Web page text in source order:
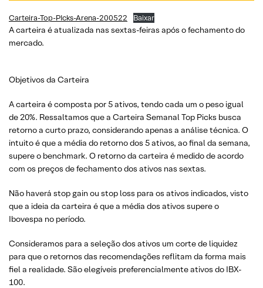
Carteira-Top-PIcks-Arena-200522 Baixar
A carteira é atualizada nas sextas-feiras após o fechamento do
mercado.
Objetivos da Carteira
A carteira é composta por 5 ativos, tendo cada um o peso igual
de 20%. Ressaltamos que a Carteira Semanal Top Picks busca
retorno a curto prazo, considerando apenas a análise técnica. O
intuito é que a média do retorno dos 5 ativos, ao final da semana,
supere o benchmark. O retorno da carteira é medido de acordo
com os preços de fechamento dos ativos nas sextas.
Não haverá stop gain ou stop loss para os ativos indicados, visto
que a ideia da carteira é que a média dos ativos supere o
Ibovespa no período.
Consideramos para a seleção dos ativos um corte de liquidez
para que o retornos das recomendações reflitam da forma mais
fiel a realidade. São elegíveis preferencialmente ativos do IBX-
100.